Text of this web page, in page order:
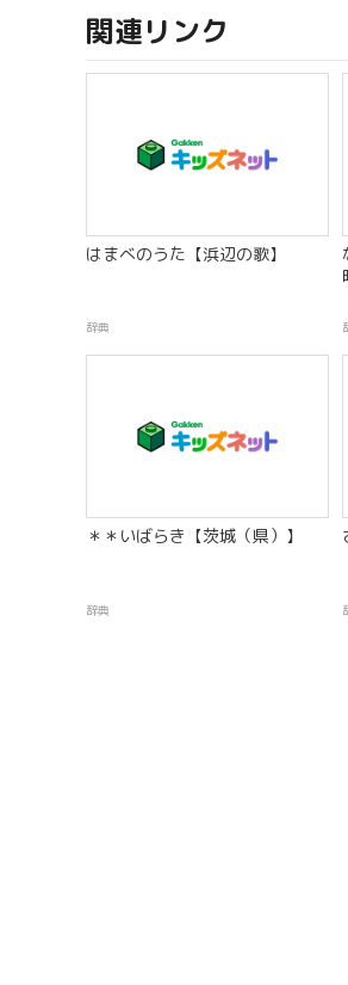
関連リンク
はまべのうた【浜辺の歌】
辞典
＊＊いばらき【茨城（県）】
辞典